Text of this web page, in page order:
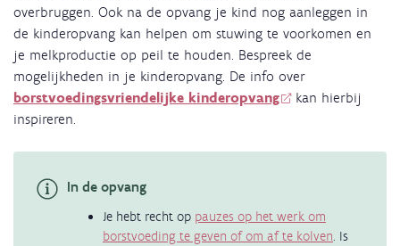
overbruggen. Ook na de opvang je kind nog aanleggen in
de kinderopvang kan helpen om stuwing te voorkomen en
je melkproductie op peil te houden. Bespreek de
mogelijkheden in je kinderopvang. De info over
borstvoedingsvriendelijke kinderopvang
kan hierbij
inspireren.
In de opvang
Je hebt recht op pauzes op het werk om
borstvoeding te geven of om af te kolven. Is